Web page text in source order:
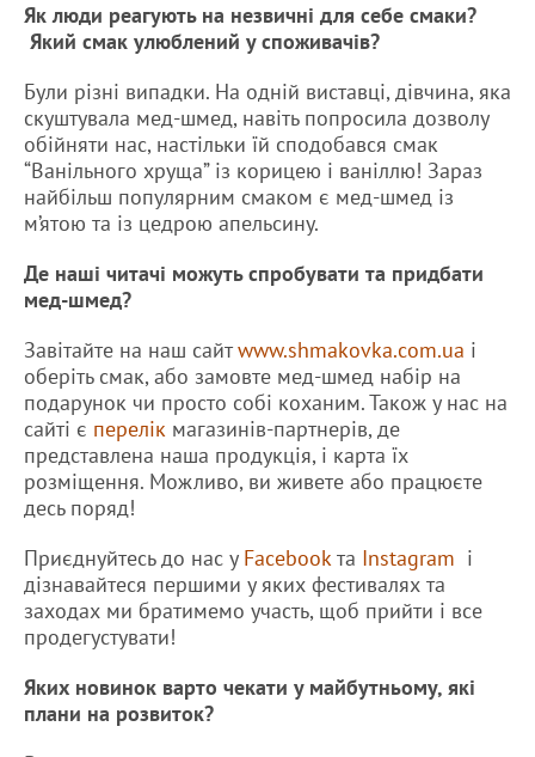
Як люди реагують на незвичні для себе смаки?
Який смак улюблений у споживачів?
Були різні випадки. На одній виставці, дівчина, яка
скуштувала мед-шмед, навіть попросила дозволу
обійняти нас, настільки їй сподобався смак
“Ванільного хруща” із корицею і ваніллю! Зараз
найбільш популярним смаком є мед-шмед із
м’ятою та із цедрою апельсину.
Де наші читачі можуть спробувати та придбати
мед-шмед?
Завітайте на наш сайтwww.shmakovka.com.ua і
оберіть смак, або замовте мед-шмед набір на
подарунок чи просто собі коханим. Також у нас на
сайті є перелік магазинів-партнерів, де
представлена наша продукція, і карта їх
розміщення. Можливо, ви живете або працюєте
десь поряд!
Приєднуйтесь до нас у Facebookта Instagram і
дізнавайтеся першими у яких фестивалях та
заходах ми братимемо участь, щоб прийти і все
продегустувати!
Яких новинок варто чекати у майбутньому, які
плани на розвиток?